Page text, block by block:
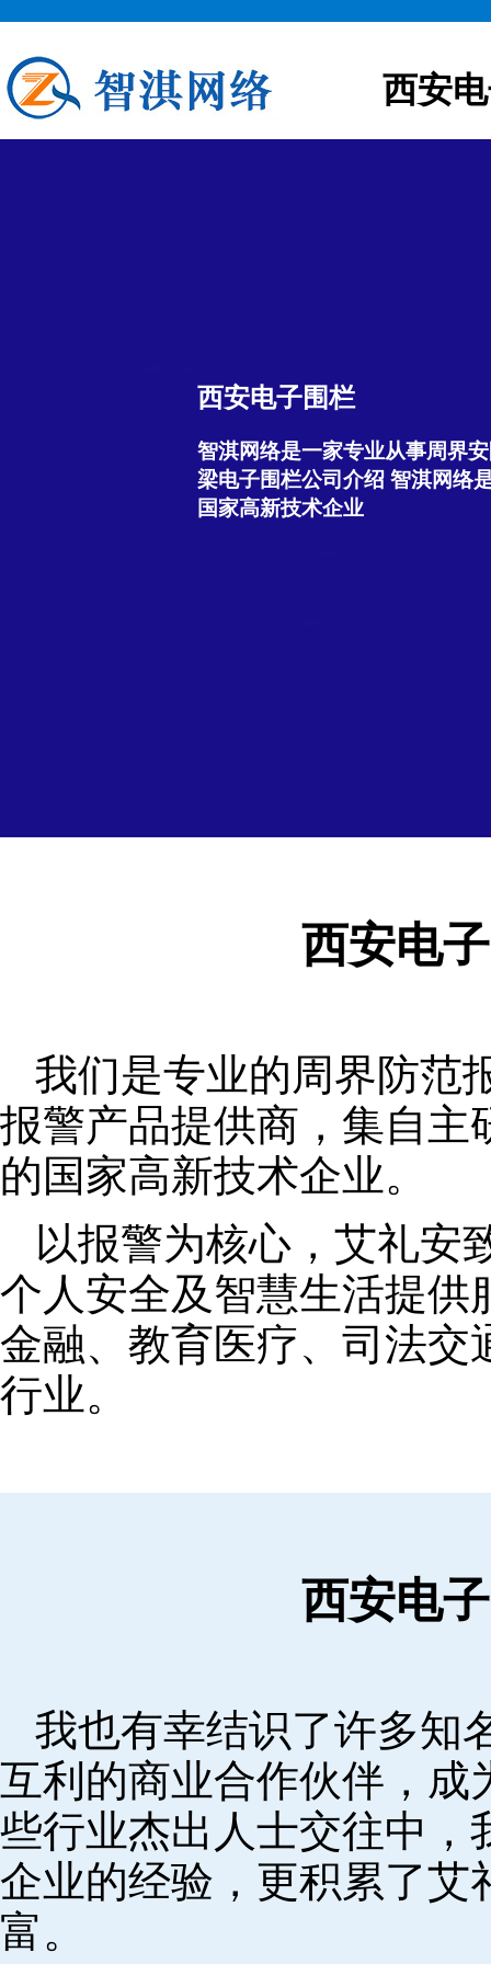
西安
西安电子围栏
智淇网络是一家专业从事周界
梁电子围栏公司介绍 智淇网络
国家高新技术企业
西安电
我们是专业的周界防范
报警产品提供商，集自主
的国家高新技术企业。
以报警为核心，艾礼安
个人安全及智慧生活提供
金融、教育医疗、司法交
行业。
西安电
我也有幸结识了许多知
互利的商业合作伙伴，成
些行业杰出人士交往中，
企业的经验，更积累了艾
富。